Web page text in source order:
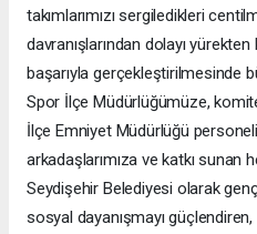
takımlarımızı sergiledikleri
davranışlarından dolayı
başarıyla gerçekleştirilmesinde
Spor İlçe Müdürlüğümüze,
İlçe Emniyet Müdürlüğü
arkadaşlarımıza ve katkı sunan
Seydişehir Belediyesi olarak
sosyal dayanışmayı